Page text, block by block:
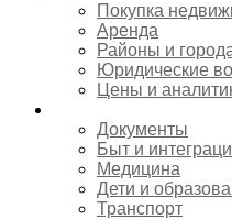
Покупка
Аренда
Районы и
Юридические
Цены и
Документы
Быт и
Медицина
Дети и
Транспорт